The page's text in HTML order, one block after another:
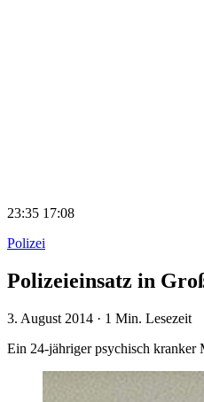
23:35 17:08
Polizei
Polizeieinsatz in
3. August 2014 · 1 Min. Lesezeit
Ein 24-jähriger psychisch kranker